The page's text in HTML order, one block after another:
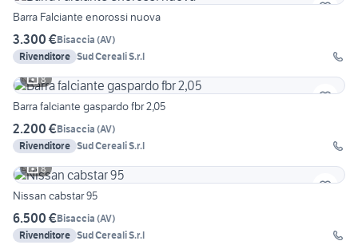
Barra Falciante enorossi nuova
3.300 €Bisaccia (AV)
Rivenditore Sud Cereali S.r.l
8
Barra falciante gaspardo fbr 2,05
2.200 €Bisaccia (AV)
Rivenditore Sud Cereali S.r.l
8
Nissan cabstar 95
6.500 €Bisaccia (AV)
Rivenditore Sud Cereali S.r.l